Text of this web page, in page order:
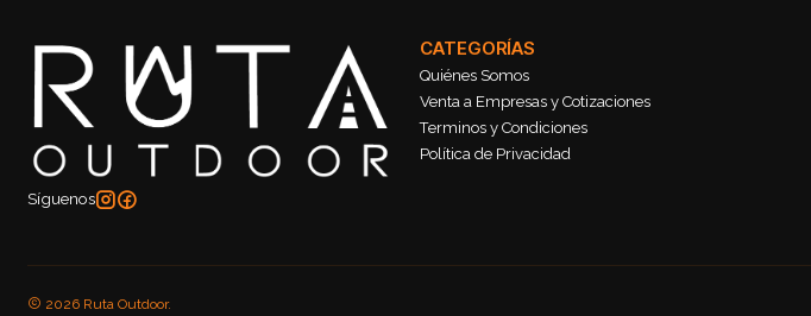
Síguenos
CATEGORÍAS
Quiénes Somos
Venta a Empresas y Cotizaciones
Terminos y Condiciones
Política de Privacidad
2026 Ruta Outdoor.